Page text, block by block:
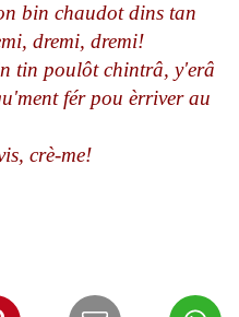
bin chaudot dins tan
dremi, dremi!
tin poulôt chintrâ, y'erâ
fér pou èrriver au
crè-me!